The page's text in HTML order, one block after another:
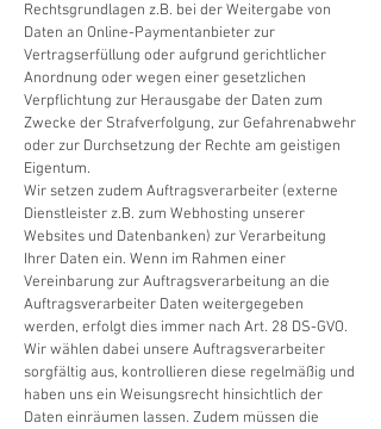
Rechtsgrundlagen z.B. bei der Weitergabe von
Daten an Online-Paymentanbieter zur
Vertragserfüllung oder aufgrund gerichtlicher
Anordnung oder wegen einer gesetzlichen
Verpflichtung zur Herausgabe der Daten zum
Zwecke der Strafverfolgung, zur Gefahrenabwehr
oder zur Durchsetzung der Rechte am geistigen
Eigentum.
Wir setzen zudem Auftragsverarbeiter (externe
Dienstleister z.B. zum Webhosting unserer
Websites und Datenbanken) zur Verarbeitung
Ihrer Daten ein. Wenn im Rahmen einer
Vereinbarung zur Auftragsverarbeitung an die
Auftragsverarbeiter Daten weitergegeben
werden, erfolgt dies immer nach Art. 28 DS-GVO.
Wir wählen dabei unsere Auftragsverarbeiter
sorgfältig aus, kontrollieren diese regelmäßig und
haben uns ein Weisungsrecht hinsichtlich der
Daten einräumen lassen. Zudem müssen die